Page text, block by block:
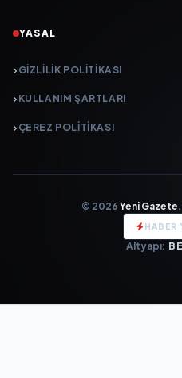
YASAL
GIZLILIK POLITIKASI
KULLANIM ŞARTLARI
ÇEREZ POLITIKASI
© 2026 Yeni Gazete
HABER
Altyapı: